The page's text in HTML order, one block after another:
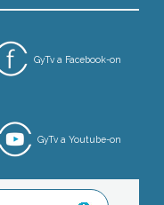
GyTv a Facebook-on
GyTv a Youtube-on